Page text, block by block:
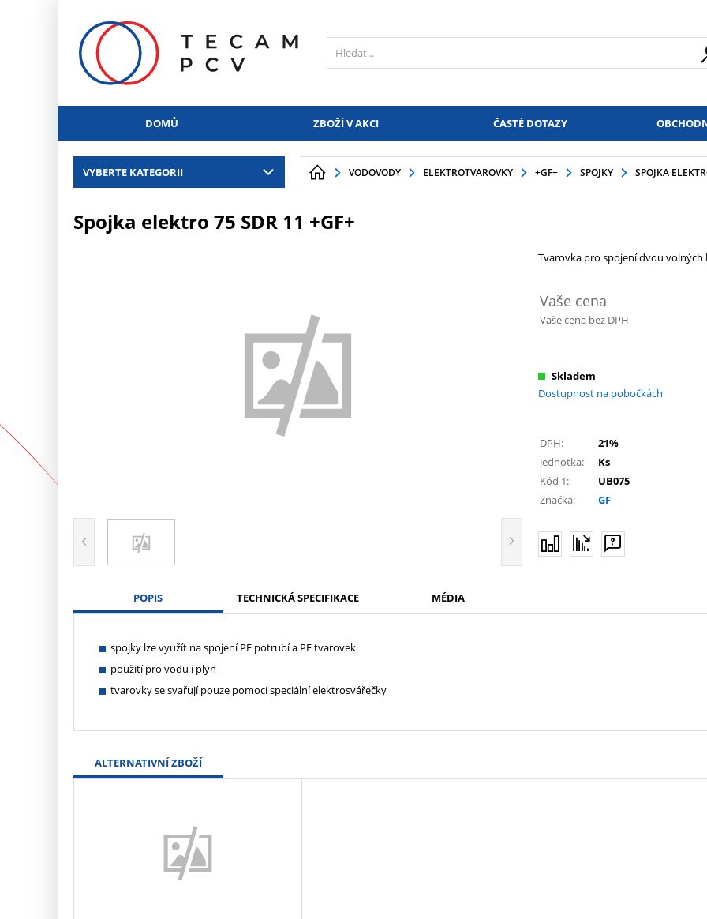
DOMŮ ZBOŽÍ V AKCI ČASTÉ DOTAZY
VYBERTE KATEGORII VODOVODY ELEKTROTVAROVKY +GF+ SPOJKY SPOJKA
Spojka elektro 75 SDR 11 +GF+
Tvarovka pro spojení dvou
Vaše cena
Vaše cena bez DPH
Skladem
Dostupnost na pobočkách
DPH:
21%
Jednotka:
Ks
Kód 1:
UB075
Značka:
GF
POPIS TECHNICKÁ SPECIFIKACE MÉDIA
spojky lze využít na spojení PE potrubí a PE tvarovek
použití pro vodu i plyn
tvarovky se svařují pouze pomocí speciální elektrosvářečky
ALTERNATIVNÍ ZBOŽÍ